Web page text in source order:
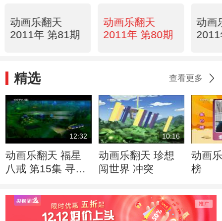
动画乐翻天
2011年 第81期
动画乐翻天
2011年 第80期
动画
精选 查看更多
12:32
动画乐翻天 福星
八戒 第15集 寻找
10:16
动画乐翻天 珍想
闯世界 冲突
动画
榜